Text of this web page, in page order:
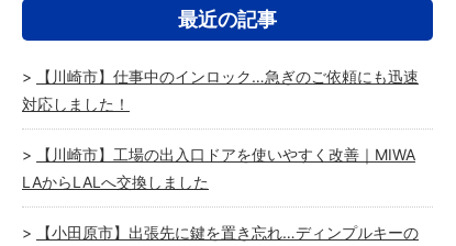
最近の記事
【川崎市】仕事中のインロック…急ぎのご依頼にも迅速
対応しました！
【川崎市】工場の出入口ドアを使いやすく改善｜MIWA
LAからLALへ交換しました
【小田原市】出張先に鍵を置き忘れ…ディンプルキーの